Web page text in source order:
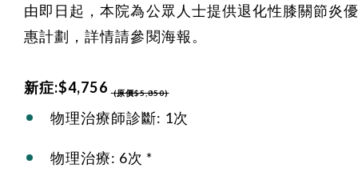
由即日起，本院為公眾人士提供退化性膝關節炎
惠計劃，詳情請參閱海報。
新症:$4,756 (原價$5,850)
物理治療師診斷: 1次
物理治療: 6次 *